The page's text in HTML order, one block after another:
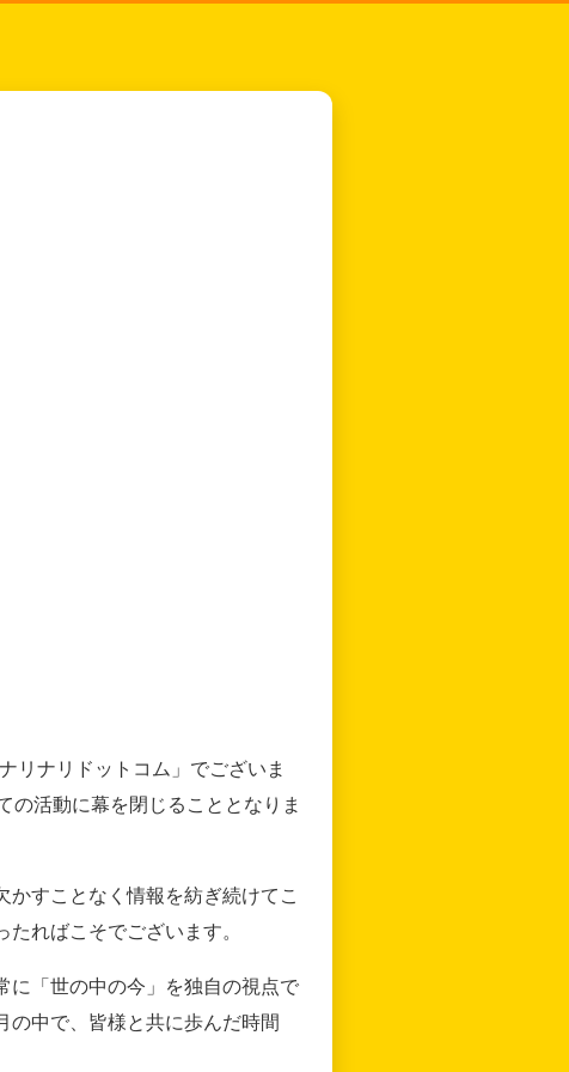
リナリドットコム」でございま
活動に幕を閉じることとなりま
すことなく情報を紡ぎ続けてこ
ればこそでございます。
に「世の中の今」を独自の視点で
の中で、皆様と共に歩んだ時間